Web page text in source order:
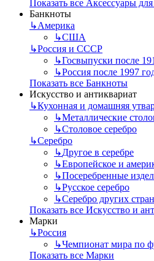
Показать все Аксессуары
Банкноты
↳Америка
↳США
↳Россия и СССР
↳Госвыпуски после
↳Россия после 1997
Показать все Банкноты
Искусство и антиквариат
↳Кухонная и домашняя
↳Металлические
↳Столовое серебро
↳Серебро
↳Другое в серебре
↳Европейское и
↳Посеребренные
↳Русское серебро
↳Серебро других стран
Показать все Искусство и
Марки
↳Россия
↳Чемпионат мира по
Показать все Марки